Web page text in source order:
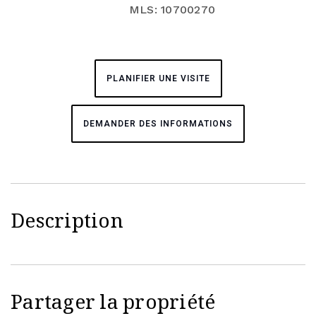
MLS: 10700270
PLANIFIER UNE VISITE
DEMANDER DES INFORMATIONS
Description
Partager la propriété